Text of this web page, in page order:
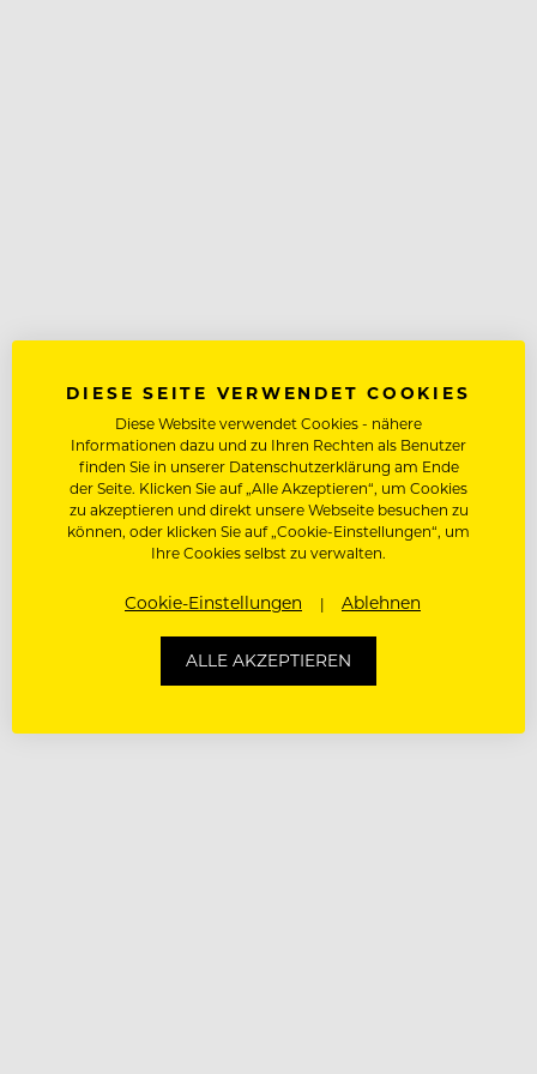
DIESE SEITE VERWENDET COOKIES
Diese Website verwendet Cookies - nähere
Informationen dazu und zu Ihren Rechten als Benutzer
finden Sie in unserer Datenschutzerklärung am Ende
der Seite. Klicken Sie auf „Alle Akzeptieren“, um Cookies
zu akzeptieren und direkt unsere Webseite besuchen zu
können, oder klicken Sie auf „Cookie-Einstellungen“, um
Ihre Cookies selbst zu verwalten.
Cookie-Einstellungen Ablehnen
ALLE AKZEPTIEREN